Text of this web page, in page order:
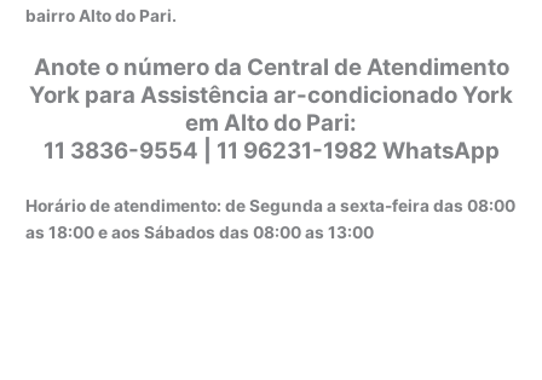
bairro Alto do Pari.
Anote o número da Central de Atendimento
York para Assistência ar-condicionado York
em Alto do Pari:
11 3836-9554 | 11 96231-1982 WhatsApp
Horário de atendimento: de Segunda a sexta-feira das 08:00
as 18:00 e aos Sábados das 08:00 as 13:00